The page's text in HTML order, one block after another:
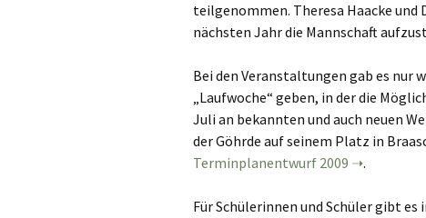
teilgenommen. Theresa Haacke
nächsten Jahr die Mannschaft
Bei den Veranstaltungen gab es nur
„Laufwoche“ geben, in der die
Juli an bekannten und auch neuen
der Göhrde auf seinem Platz in
Terminplanentwurf 2009
.
Für Schülerinnen und Schüler gibt